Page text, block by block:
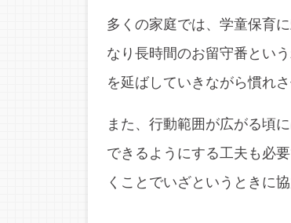
多くの家庭では、学童保育
なり長時間のお留守番とい
を延ばしていきながら慣れ
また、行動範囲が広がる頃
できるようにする工夫も必
くことでいざというときに